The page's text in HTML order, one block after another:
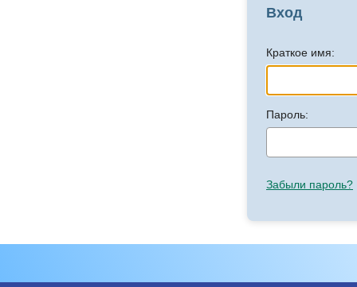
Вход
Краткое имя:
Пароль:
Забыли пароль?